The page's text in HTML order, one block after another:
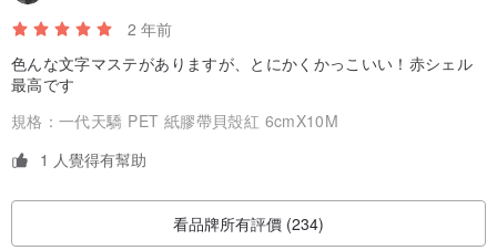
2 年前
色んな文字マステがありますが、とにかくかっこいい！赤シェル
最高です
規格：一代天驕 PET 紙膠帶貝殼紅 6cmX10M
1 人覺得有幫助
看品牌所有評價 (234)